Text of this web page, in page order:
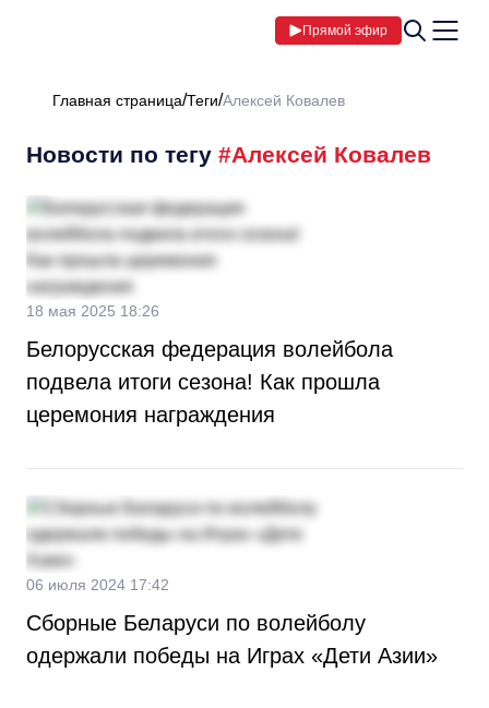
Прямой эфир
Главная страница Теги Алексей Ковалев
Новости по тегу #Алексей Ковалев
18 мая 2025 18:26
Белорусская федерация волейбола
подвела итоги сезона! Как прошла
церемония награждения
06 июля 2024 17:42
Сборные Беларуси по волейболу
одержали победы на Играх «Дети Азии»